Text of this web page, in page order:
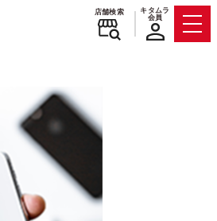
店舗検索
キタムラ
会員